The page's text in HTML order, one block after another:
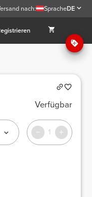
nach: SpracheDE
Verfügbar
1